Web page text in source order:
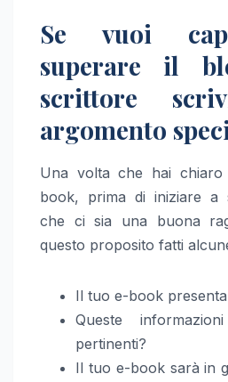
Se vuoi
superare il
scrittore
argomento
Una volta che hai chiaro
book, prima di iniziare a
che ci sia una buona
questo proposito fatti
Il tuo e-book
Queste
pertinenti?
Il tuo e-book sarà in